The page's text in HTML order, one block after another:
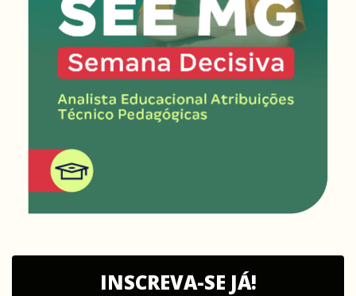
INSCREVA-SE JÁ!